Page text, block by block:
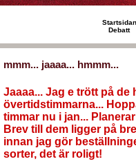
Startsidan
Debatt
mmm... jaaaa... hmmm...
Jaaaa... Jag e trött på de
övertidstimmarna...
timmar nu i jan...
Brev till dem ligger på
innan jag gör
sorter, det är roligt!